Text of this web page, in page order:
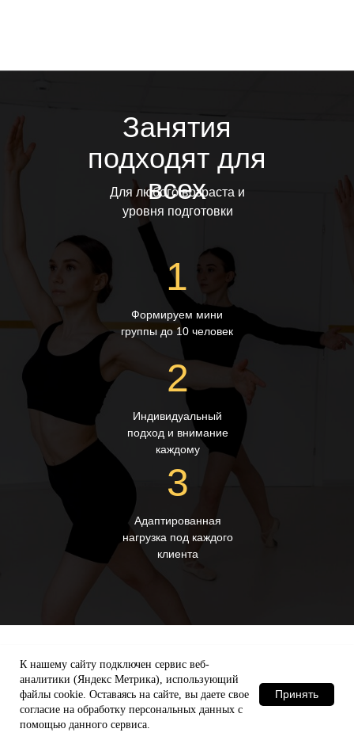
1
Формируем мини
группы до 10 человек
2
Индивидуальный
подход и внимание
каждому
3
Адаптированная
нагрузка под каждого
клиента
Занятия
подходят для
всех
Для любого возраста и
уровня подготовки
Мы обучаем с
полного нуля до
выступления на
Все мы разные.
К нашему сайту подключен сервис веб-
аналитики (Яндекс Метрика), использующий
файлы сооkіе. Оставаясь на сайте, вы даете свое
согласие на обработку персональных данных с
помощью данного сервиса.
Принять